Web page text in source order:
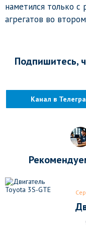
наметился только с
агрегатов во
Подпишитесь,
Канал в